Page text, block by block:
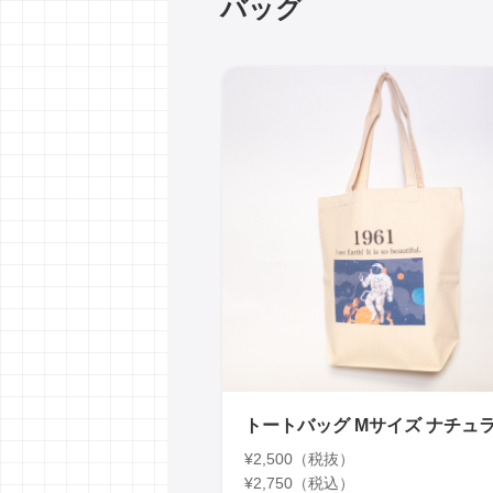
バッグ
トートバッグ Mサイズ ナチュ
¥2,500（税抜）
¥2,750（税込）